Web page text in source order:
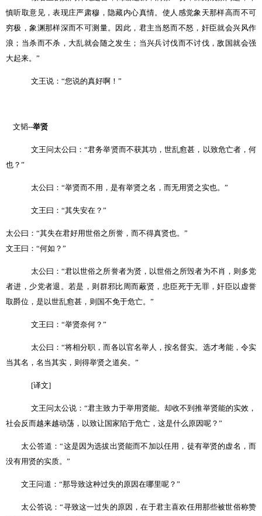
慎听取意见，表现庄严肃穆，隐藏内心真情。使人感觉象天那样高而不可
穷极，象渊那样深而不可测量。因此，君主当怒而不怒，奸臣就会兴风作
浪；当杀而不杀，大乱就会随之发生；当兴兵讨伐而不讨伐，敌国就会强
大起来。 ”
文王说：“您说的真好啊！”
文韬--举贤
文王问太公曰：“君务举贤而不获其功，世乱愈甚，以致危亡者，何
也？ ”
太公曰： “举贤而不用，是有举贤之名，而无用贤之实也。 ”
文王曰： “其失安在？ ”
太公曰： “其失在君好用世俗之所誉，而不得真贤也。 ”
文王曰： “何如？ ”
太公曰： “君以世俗之所誉者为贤，以世俗之所毁者为不肖，则多党
者进，少党者退。若是，则群邪比周而蔽贤，忠臣死于无罪，奸臣以虚誉
取爵位，是以世乱愈甚，则国不免于危亡。 ”
文王曰： “举贤奈何？ ”
太公曰： “将相分职，而各以官名举人，按名督实。选才考能，令实
当其名，名当其实，则得举贤之道矣。 ”
[译文]
文王问太公说：“君主致力于举用贤能。却收不到推举贤能的实效，
社会反而越来越动荡，以致让国家陷于危亡，这是什么原因呢？ ”
太公答道：“这是因为选拔出贤能而不加以任用，徒有举贤的虚名，而
没有用贤的实质。 ”
文王问道： “那导致这种过失的原因在哪里呢？ ”
太公答说：“寻致这一过失的原因，在于君主喜欢任用那些被世俗称赞